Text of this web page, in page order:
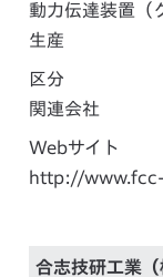
動力伝達装置（
生産
区分
関連会社
Webサイト
http://
合志技研工業（